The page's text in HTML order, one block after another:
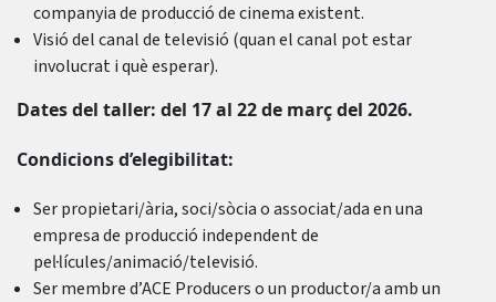
companyia de producció de cinema existent.
Visió del canal de televisió (quan el canal pot estar
involucrat i què esperar).
Dates del taller: del 17 al 22 de març del 2026.
Condicions d’elegibilitat:
Ser propietari/ària, soci/sòcia o associat/ada en una
empresa de producció independent de
pel·lícules/animació/televisió.
Ser membre d’ACE Producers o un productor/a amb un